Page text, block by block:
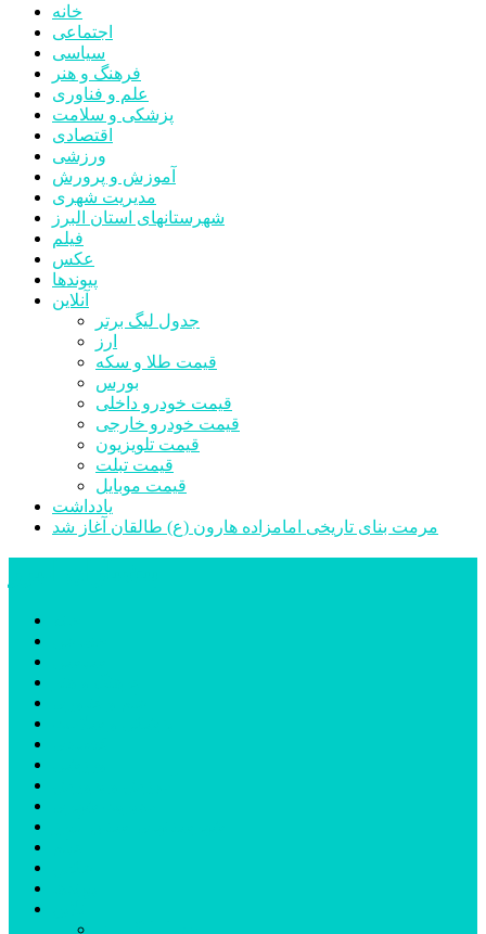
خانه
اجتماعی
سیاسی
فرهنگ و هنر
علم و فناوری
پزشکی و سلامت
اقتصادی
ورزشی
آموزش و پرورش
مدیریت شهری
شهرستانهای استان البرز
فیلم
عکس
پیوندها
آنلاین
جدول لیگ برتر
ارز
قیمت طلا و سکه
بورس
قیمت خودرو داخلی
قیمت خودرو خارجی
قیمت تلویزیون
قیمت تبلت
قیمت موبایل
یادداشت
مرمت بنای تاریخی امامزاده هارون (ع) طالقان آغاز شد